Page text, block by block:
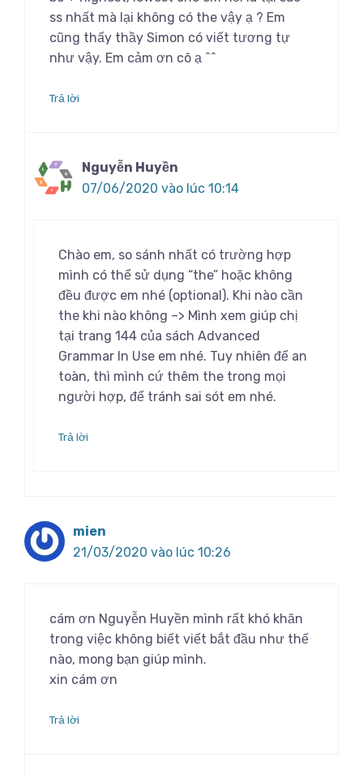
ss nhất mà lại không có the vậy ạ ? Em
cũng thấy thầy Simon có viết tương tự
như vậy. Em cảm ơn cô ạ ^^
Trả lời
Nguyễn Huyền
07/06/2020 vào lúc 10:14
Chào em, so sánh nhất có trường hợp
mình có thể sử dụng “the” hoặc không
đều được em nhé (optional). Khi nào cần
the khi nào không –> Mình xem giúp chị
tại trang 144 của sách Advanced
Grammar In Use em nhé. Tuy nhiên để an
toàn, thì mình cứ thêm the trong mọi
người hợp, để tránh sai sót em nhé.
Trả lời
mien
21/03/2020 vào lúc 10:26
cám ơn Nguyễn Huyền mình rất khó khăn
trong việc không biết viết bắt đầu như thế
nào, mong bạn giúp mình.
xin cám ơn
Trả lời